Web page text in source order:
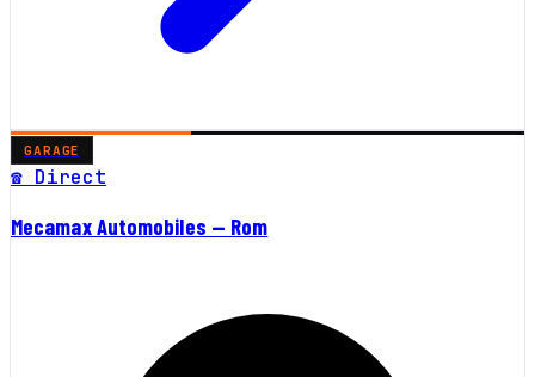
GARAGE
☎ Direct
Mecamax Automobiles — Rom